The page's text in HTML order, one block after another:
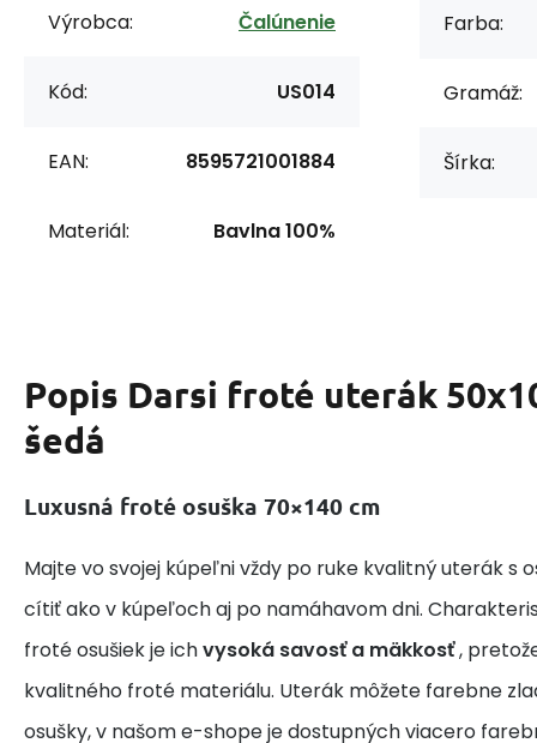
Výrobca: Čalúnenie
Kód: US014
EAN: 8595721001884
Materiál: Bavlna 100%
Farba:
Gramáž:
Šírka:
Popis Darsi froté uterák
šedá
Luxusná froté osuška 70×140 cm
Majte vo svojej kúpeľni vždy po ruke kvalitný uterák s
cítiť ako v kúpeľoch aj po namáhavom dni.
froté osušiek je ichvysoká savosť a mäkkosť,
kvalitného froté materiálu. Uterák môžete farebne
osušky, v našom e-shope je dostupných viacero